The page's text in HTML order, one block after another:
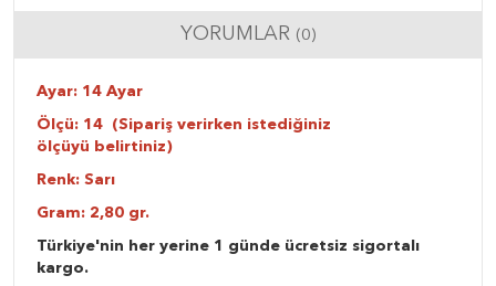
YORUMLAR (0)
Ayar: 14 Ayar
Ölçü: 14 (Sipariş verirken istediğiniz
ölçüyü belirtiniz)
Renk: Sarı
Gram: 2,80 gr.
Türkiye'nin her yerine 1 günde ücretsiz sigortalı
kargo.